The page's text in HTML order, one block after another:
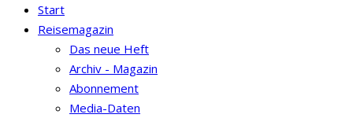
Start
Reisemagazin
Das neue Heft
Archiv - Magazin
Abonnement
Media-Daten